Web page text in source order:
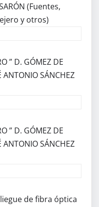
(Fuentes,
y otros)
” D. GÓMEZ DE
ANTONIO SÁNCHEZ
” D. GÓMEZ DE
ANTONIO SÁNCHEZ
de fibra óptica